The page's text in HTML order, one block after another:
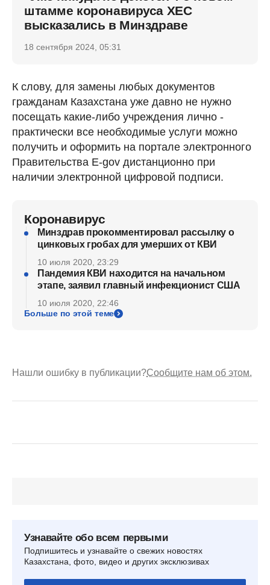
штамме коронавируса ХЕС
высказались в Минздраве
18 сентября 2024, 05:31
К слову, для замены любых документов
гражданам Казахстана уже давно не нужно
посещать какие-либо учреждения лично -
практически все необходимые услуги можно
получить и оформить на портале электронного
Правительства E-gov дистанционно при
наличии электронной цифровой подписи.
Коронавирус
Минздрав прокомментировал рассылку о
цинковых гробах для умерших от КВИ
10 июля 2020, 23:29
Пандемия КВИ находится на начальном
этапе, заявил главный инфекционист США
10 июля 2020, 22:46
Больше по этой теме
Нашли ошибку в публикации?Сообщите нам об этом.
Узнавайте обо всем первыми
Подпишитесь и узнавайте о свежих новостях
Казахстана, фото, видео и других эксклюзивах